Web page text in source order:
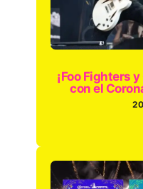
¡Foo Fighters
con el